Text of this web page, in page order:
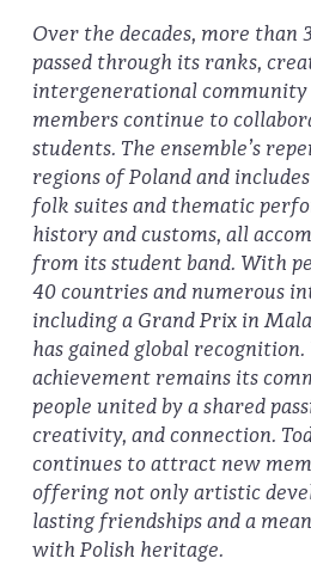
Over the decades, more than
passed through its ranks,
intergenerational
members continue to
students. The ensemble’s
regions of Poland and
folk suites and thematic
history and customs, all
from its student band. With
40 countries and numerous
including a Grand Prix in
has gained global
achievement remains its
people united by a shared
creativity, and connection.
continues to attract new
offering not only artistic
lasting friendships and a
with Polish heritage.